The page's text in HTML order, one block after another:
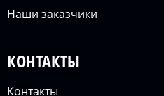
Наши заказчики
КОНТАКТЫ
Контакты